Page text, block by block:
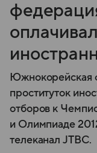
Южнокорейская
проституток
отборов к
и Олимпиаде
телеканал JTBC.